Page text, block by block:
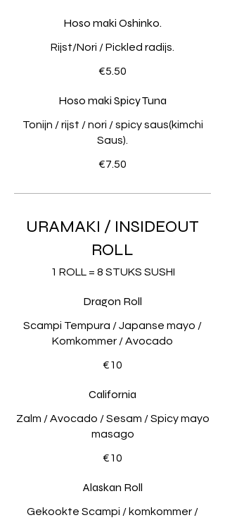
Hoso maki Oshinko.
Rijst/Nori / Pickled radijs.
€5.50
Hoso maki Spicy Tuna
Tonijn / rijst / nori / spicy saus(kimchi
Saus).
€7.50
URAMAKI / INSIDEOUT
ROLL
1 ROLL = 8 STUKS SUSHI
Dragon Roll
Scampi Tempura / Japanse mayo /
Komkommer / Avocado
€10
California
Zalm / Avocado / Sesam / Spicy mayo
masago
€10
Alaskan Roll
Gekookte Scampi / komkommer /